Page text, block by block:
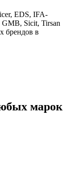
EDS, IFA-
Sicit, Tirsan
брендов в
марок